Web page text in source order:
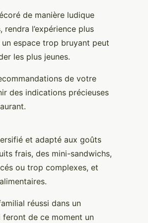
de manière ludique
l’expérience plus
un espace trop bruyant peut
les plus jeunes.
de votre
des indications précieuses
et adapté aux goûts
frais, des mini-sandwichs,
ou trop complexes, et
réussi dans un
feront de ce moment un